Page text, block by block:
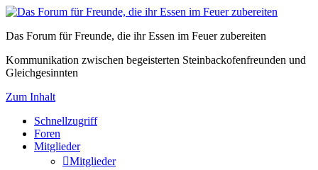
Das Forum für Freunde, die ihr Essen im Feuer zubereiten
Kommunikation zwischen begeisterten Steinbackofenfreunden und
Gleichgesinnten
Zum Inhalt
Schnellzugriff
Foren
Mitglieder
Mitglieder